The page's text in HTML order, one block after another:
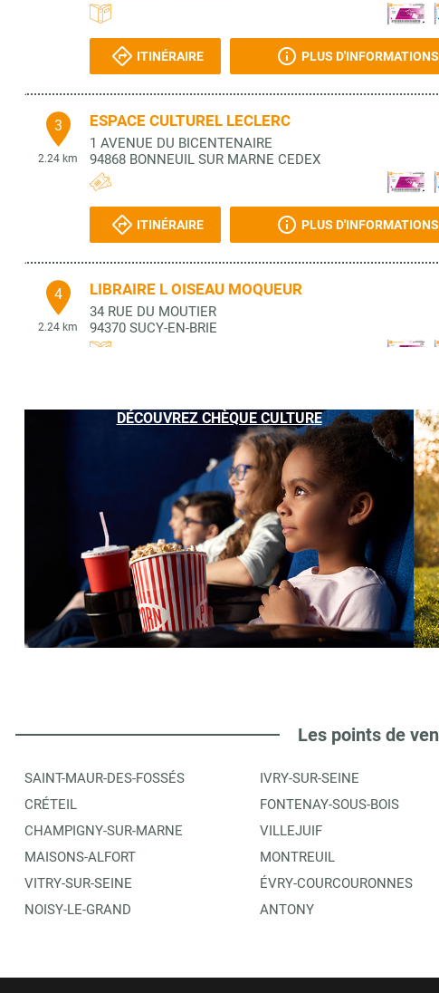
ITINÉRAIRE PLUS D'INFORMATIONS
3
2.24 km
ESPACE CULTUREL LECLERC
1 AVENUE DU BICENTENAIRE
94868 BONNEUIL SUR MARNE CEDEX
ITINÉRAIRE PLUS D'INFORMATIONS
4
2.24 km
LIBRAIRE L OISEAU MOQUEUR
34 RUE DU MOUTIER
94370 SUCY-EN-BRIE
LES JOLIES CHOSES
2 B RUE DU TEMPLE
SUCY EN BRIE
ITINÉRAIRE PLUS D'INFORMATIONS
6 CIRQUE PINDER JEAN RICHARD
37 RUE DE COULANGES
PLUS D'INFORMATIONS
7
3.93 km
AU FIL DES PAGES - LIBRAIRIE REVEILLON
94440 VILLECRESNES
DÉCOUVREZ CHÈQUE CULTURE
Les points de
SAINT-MAUR-DES-FOSSÉS
CRÉTEIL
CHAMPIGNY-SUR-MARNE
MAISONS-ALFORT
VITRY-SUR-SEINE
NOISY-LE-GRAND
IVRY-SUR-SEINE
FONTENAY-SOUS-BOIS
VILLEJUIF
MONTREUIL
ÉVRY-COURCOURONNES
ANTONY